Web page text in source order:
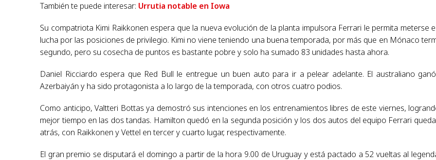
También te puede interesar: Urrutia notable en Iowa
Su compatriota Kimi Raikkonen espera que la nueva evolución de la planta impulsora Ferrari le permita meterse
lucha por las posiciones de privilegio. Kimi no viene teniendo una buena temporada, por más que en Mónaco
segundo, pero su cosecha de puntos es bastante pobre y solo ha sumado 83 unidades hasta ahora.
Daniel Ricciardo espera que Red Bull le entregue un buen auto para ir a pelear adelante. El australiano
Azerbaiyán y ha sido protagonista a lo largo de la temporada, con otros cuatro podios.
Como anticipo, Valtteri Bottas ya demostró sus intenciones en los entrenamientos libres de este viernes,
mejor tiempo en las dos tandas. Hamilton quedó en la segunda posición y los dos autos del equipo Ferrari
atrás, con Raikkonen y Vettel en tercer y cuarto lugar, respectivamente.
El gran premio se disputará el domingo a partir de la hora 9.00 de Uruguay y está pactado a 52 vueltas al